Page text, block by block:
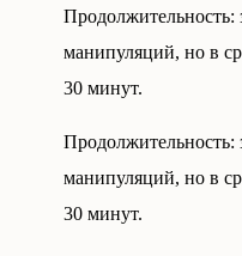
Продолжительность:
манипуляций, но в
30 минут.
Продолжительность:
манипуляций, но в
30 минут.